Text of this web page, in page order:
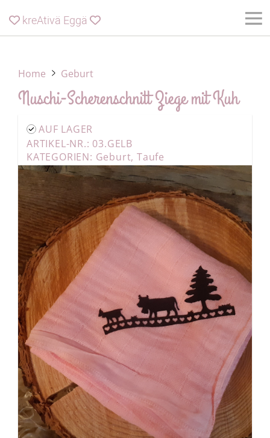
 kreAtivä Eggä 
Home Geburt
Nuschi-Scherenschnitt Ziege mit Kuh
AUF LAGER
ARTIKEL-NR.: 03.GELB
KATEGORIEN: Geburt,Taufe